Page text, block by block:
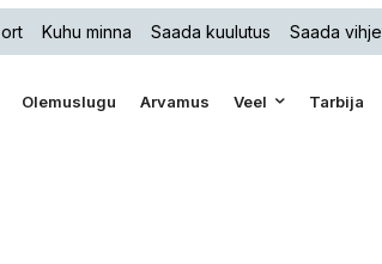
Kuhu minna Saada kuulutus Saada vihje
Olemuslugu Arvamus Veel Tarbija